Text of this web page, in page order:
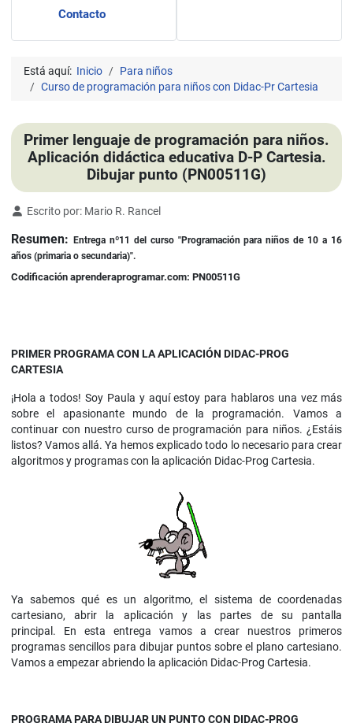
Contacto
Está aquí: Inicio
Para niños
Curso de programación para niños con Didac-Pr Cartesia
Primer lenguaje de programación para niños.
Aplicación didáctica educativa D-P Cartesia.
Dibujar punto (PN00511G)
Detalles
Escrito por: Mario R. Rancel
Resumen:
Entrega nº11 del curso "Programación para niños de 10 a 16
años (primaria o secundaria)".
Codificación aprenderaprogramar.com: PN00511G
PRIMER PROGRAMA CON LA APLICACIÓN DIDAC-PROG
CARTESIA
¡Hola a todos! Soy Paula y aquí estoy para hablaros una vez más
sobre el apasionante mundo de la programación. Vamos a
continuar con nuestro curso de programación para niños. ¿Estáis
listos? Vamos allá. Ya hemos explicado todo lo necesario para crear
algoritmos y programas con la aplicación Didac-Prog Cartesia.
Ya sabemos qué es un algoritmo, el sistema de coordenadas
cartesiano, abrir la aplicación y las partes de su pantalla
principal. En esta entrega vamos a crear nuestros primeros
programas sencillos para dibujar puntos sobre el plano cartesiano.
Vamos a empezar abriendo la aplicación Didac-Prog Cartesia.
PROGRAMA PARA DIBUJAR UN PUNTO CON DIDAC-PROG